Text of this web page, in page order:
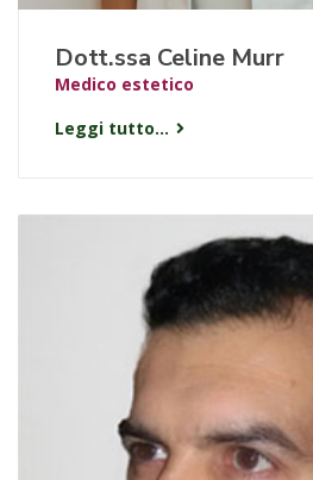
Dott.ssa Celine Murr
Medico estetico
Leggi tutto...